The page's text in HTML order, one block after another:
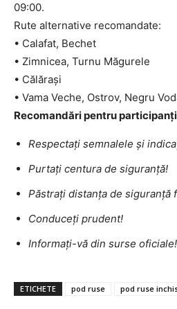
09:00.
Rute alternative recomandate:
• Calafat, Bechet
• Zimnicea, Turnu Măgurele
• Călărași
• Vama Veche, Ostrov, Negru
Recomandări pentru
Respectați semnalele și
Purtați centura de siguranță!
Păstrați distanța de siguranță
Conduceți prudent!
Informați-vă din surse oficiale!
ETICHETE pod ruse pod ruse